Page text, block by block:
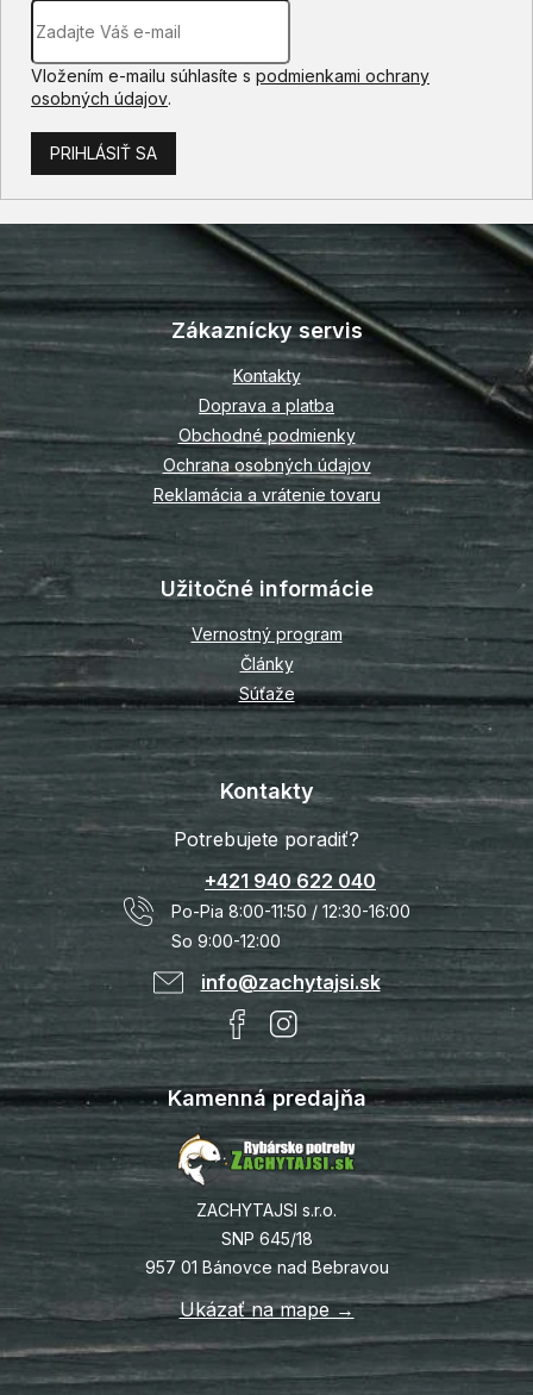
Vložením e-mailu súhlasíte s podmienkami ochrany
osobných údajov.
PRIHLÁSIŤ SA
Z
á
p
ä
e
Zákaznícky servis
Kontakty
Doprava a platba
Obchodné podmienky
Ochrana osobných údajov
Reklamácia a vrátenie tovaru
Užitočné informácie
Vernostný program
Články
Súťaže
Kontakty
Potrebujete poradiť?
+421 940 622 040
Po-Pia 8:00-11:50 / 12:30-16:00
So 9:00-12:00
info@zachytajsi.sk
Kamenná predajňa
ZACHYTAJSI s.r.o.
SNP 645/18
957 01 Bánovce nad Bebravou
Ukázať na mape →